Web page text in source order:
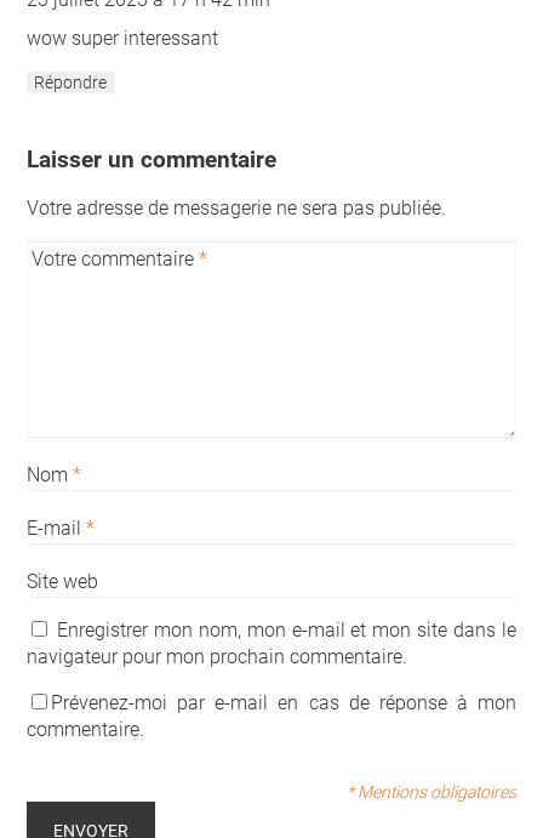
wow super interessant
Répondre
Laisser un commentaire
Votre adresse de messagerie ne sera pas publiée.
Votre commentaire *
Nom *
E-mail *
Site web
Enregistrer mon nom, mon e-mail et mon site dans le
navigateur pour mon prochain commentaire.
Prévenez-moi par e-mail en cas de réponse à mon
commentaire.
* Mentions obligatoires